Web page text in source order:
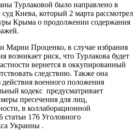
Турлаковой было направлено в
Киева, который 2 марта рассмотрел
Крыма о продолжении содержания
Марии Проценко, в случае избрания
возникает риск, что Турлакова будет
вернется в оккупированный
следствию. Также она
действия военного положения
кодекс предусматривает
пресечения для лиц,
в коллаборационной
статьи 176 Уголовного
Украины .